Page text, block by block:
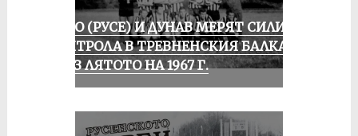
ЛОКО (РУСЕ) И ДУНАВ МЕРЯТ СИЛИ В
КОНТРОЛА В ТРЕВНЕНСКИЯ БАЛКАН
ПРЕЗ ЛЯТОТО НА 1967 Г.